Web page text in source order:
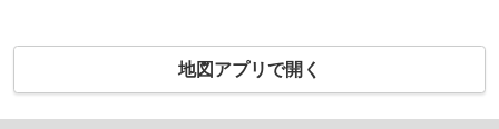
地図アプリで開く